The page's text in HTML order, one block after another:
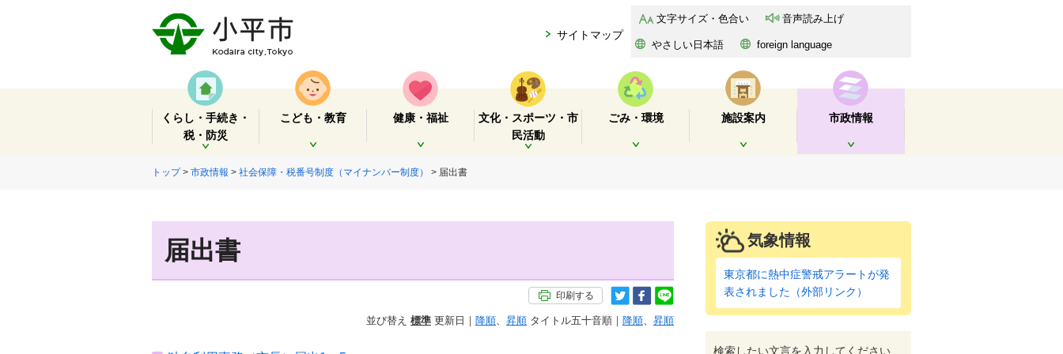
サイトマップ
文字サイズ・色合い 音声読み上げ
やさしい日本語 foreign language
くらし・手続き・
税・防災
開く
こども・教育
開く
健康・福祉
開く
文化・スポーツ・市
民活動
ごみ・環境 施設案内 市政情報
トップ> 市政情報 > 社会保障・税番号制度（マイナンバー制度） > 届出書
届出書
印刷する
並び替え 標準 更新日｜ 降順、 昇順 タイトル五十音順｜ 降順、 昇順
気象情報
東京都に熱中症警戒アラートが発
表されました（外部リンク）
検索したい文言を入力してください